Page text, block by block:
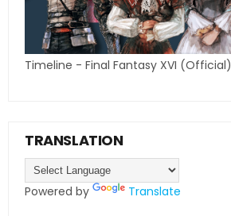
Timeline - Final Fantasy XVI (Official)
TRANSLATION
Powered by Translate